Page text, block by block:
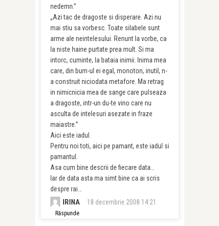
nedemn.”
„Azi tac de dragoste si disperare. Azi nu
mai stiu sa vorbesc. Toate silabele sunt
arme ale neintelesului. Renunt la vorbe, ca
la niste haine purtate prea mult. Si ma
intorc, cuminte, la bataia inimii. Inima mea
care, din bum-ul ei egal, monoton, inutil, n-
a construit niciodata metafore. Ma retrag
in nimicnicia mea de sange care pulseaza
a dragoste, intr-un du-te vino care nu
asculta de intelesuri asezate in fraze
maiastre.”
Aici este iadul.
Pentru noi toti, aici pe pamant, este iadul si
pamantul.
Asa cum bine descrii de fiecare data…
Iar de data asta ma simt bine ca ai scris
despre rai…
IRINA 18 decembrie 2008 14:21
Răspunde